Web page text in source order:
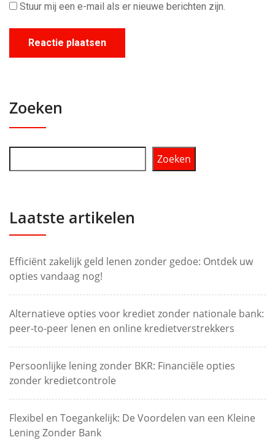
Stuur mij een e-mail als er nieuwe berichten zijn.
Zoeken
Zoeken
Laatste artikelen
Efficiënt zakelijk geld lenen zonder gedoe: Ontdek uw
opties vandaag nog!
Alternatieve opties voor krediet zonder nationale bank:
peer-to-peer lenen en online kredietverstrekkers
Persoonlijke lening zonder BKR: Financiële opties
zonder kredietcontrole
Flexibel en Toegankelijk: De Voordelen van een Kleine
Lening Zonder Bank